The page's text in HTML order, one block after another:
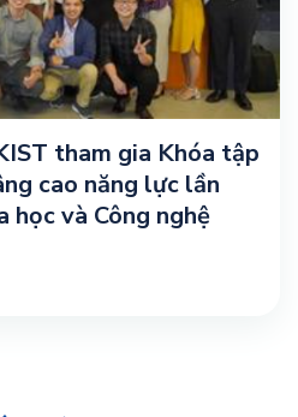
tham gia Khóa tập
cao năng lực lần
học và Công nghệ